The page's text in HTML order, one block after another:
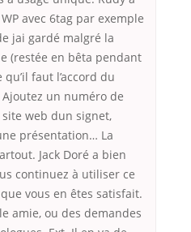
avec 6tag par exemple
jai gardé malgré la
(restée en bêta pendant
faut l’accord du
un numéro de
web dun signet,
présentation… La
Jack Doré a bien
continuez à utiliser ce
vous en êtes satisfait.
amie, ou des demandes